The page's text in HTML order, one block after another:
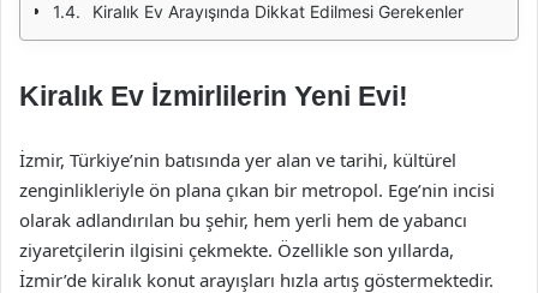
Kiralık Ev Arayışında Dikkat Edilmesi Gerekenler
Kiralık Ev İzmirlilerin Yeni Evi!
İzmir, Türkiye’nin batısında yer alan ve tarihi, kültürel
zenginlikleriyle ön plana çıkan bir metropol. Ege’nin incisi
olarak adlandırılan bu şehir, hem yerli hem de yabancı
ziyaretçilerin ilgisini çekmekte. Özellikle son yıllarda,
İzmir’de kiralık konut arayışları hızla artış göstermektedir.